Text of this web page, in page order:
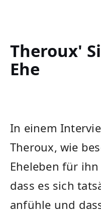
Theroux'
Ehe
In einem
Theroux, wie
Eheleben für
dass⁣ es sich
anfühle und